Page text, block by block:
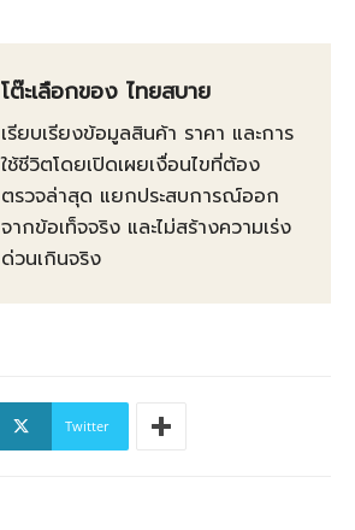
โต๊ะเลือกของ ไทยสบาย
เรียบเรียงข้อมูลสินค้า ราคา และการ
ใช้ชีวิตโดยเปิดเผยเงื่อนไขที่ต้อง
ตรวจล่าสุด แยกประสบการณ์ออก
จากข้อเท็จจริง และไม่สร้างความเร่ง
ด่วนเกินจริง
Twitter